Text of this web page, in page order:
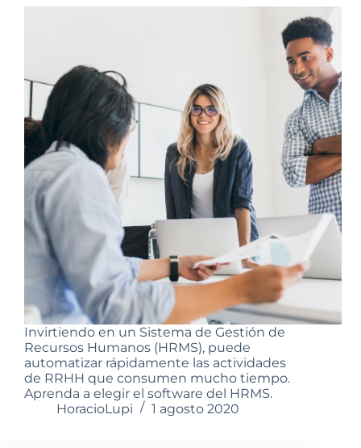
Invirtiendo en un Sistema de Gestión de
Recursos Humanos (HRMS), puede
automatizar rápidamente las actividades
de RRHH que consumen mucho tiempo.
Aprenda a elegir el software del HRMS.
HoracioLupi
1 agosto 2020